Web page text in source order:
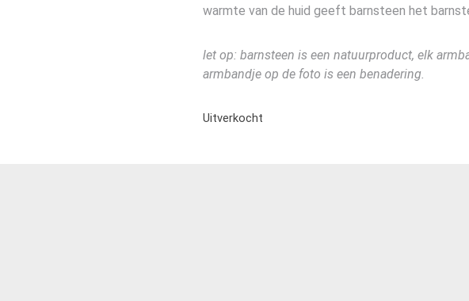
warmte van de huid geeft barnsteen het
let op: barnsteen is een natuurproduct, elk
armbandje op de foto is een benadering.
Uitverkocht